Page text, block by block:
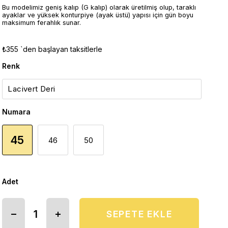
Bu modelimiz geniş kalıp (G kalıp) olarak üretilmiş olup, taraklı
ayaklar ve yüksek konturpiye (ayak üstü) yapısı için gün boyu
maksimum ferahlık sunar.
₺355 `den başlayan taksitlerle
Renk
Numara
45 46 50
Adet